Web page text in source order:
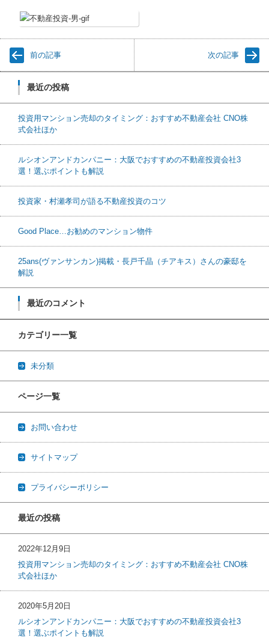
前の記事 次の記事
最近の投稿
投資用マンション売却のタイミング：おすすめ不動産会社 CNO株
式会社ほか
ルシオンアンドカンパニー：大阪でおすすめの不動産投資会社3
選！選ぶポイントも解説
投資家・村瀬孝司が語る不動産投資のコツ
Good Place…お勧めのマンション物件
25ans(ヴァンサンカン)掲載・長戸千晶（チアキス）さんの豪邸を
解説
最近のコメント
カテゴリー一覧
未分類
ページ一覧
お問い合わせ
サイトマップ
プライバシーポリシー
最近の投稿
2022年12月9日
投資用マンション売却のタイミング：おすすめ不動産会社 CNO株
式会社ほか
2020年5月20日
ルシオンアンドカンパニー：大阪でおすすめの不動産投資会社3
選！選ぶポイントも解説